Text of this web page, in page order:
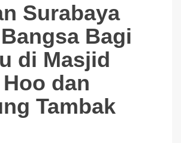
Surabaya
Bagi
di Masjid
dan
Tambak